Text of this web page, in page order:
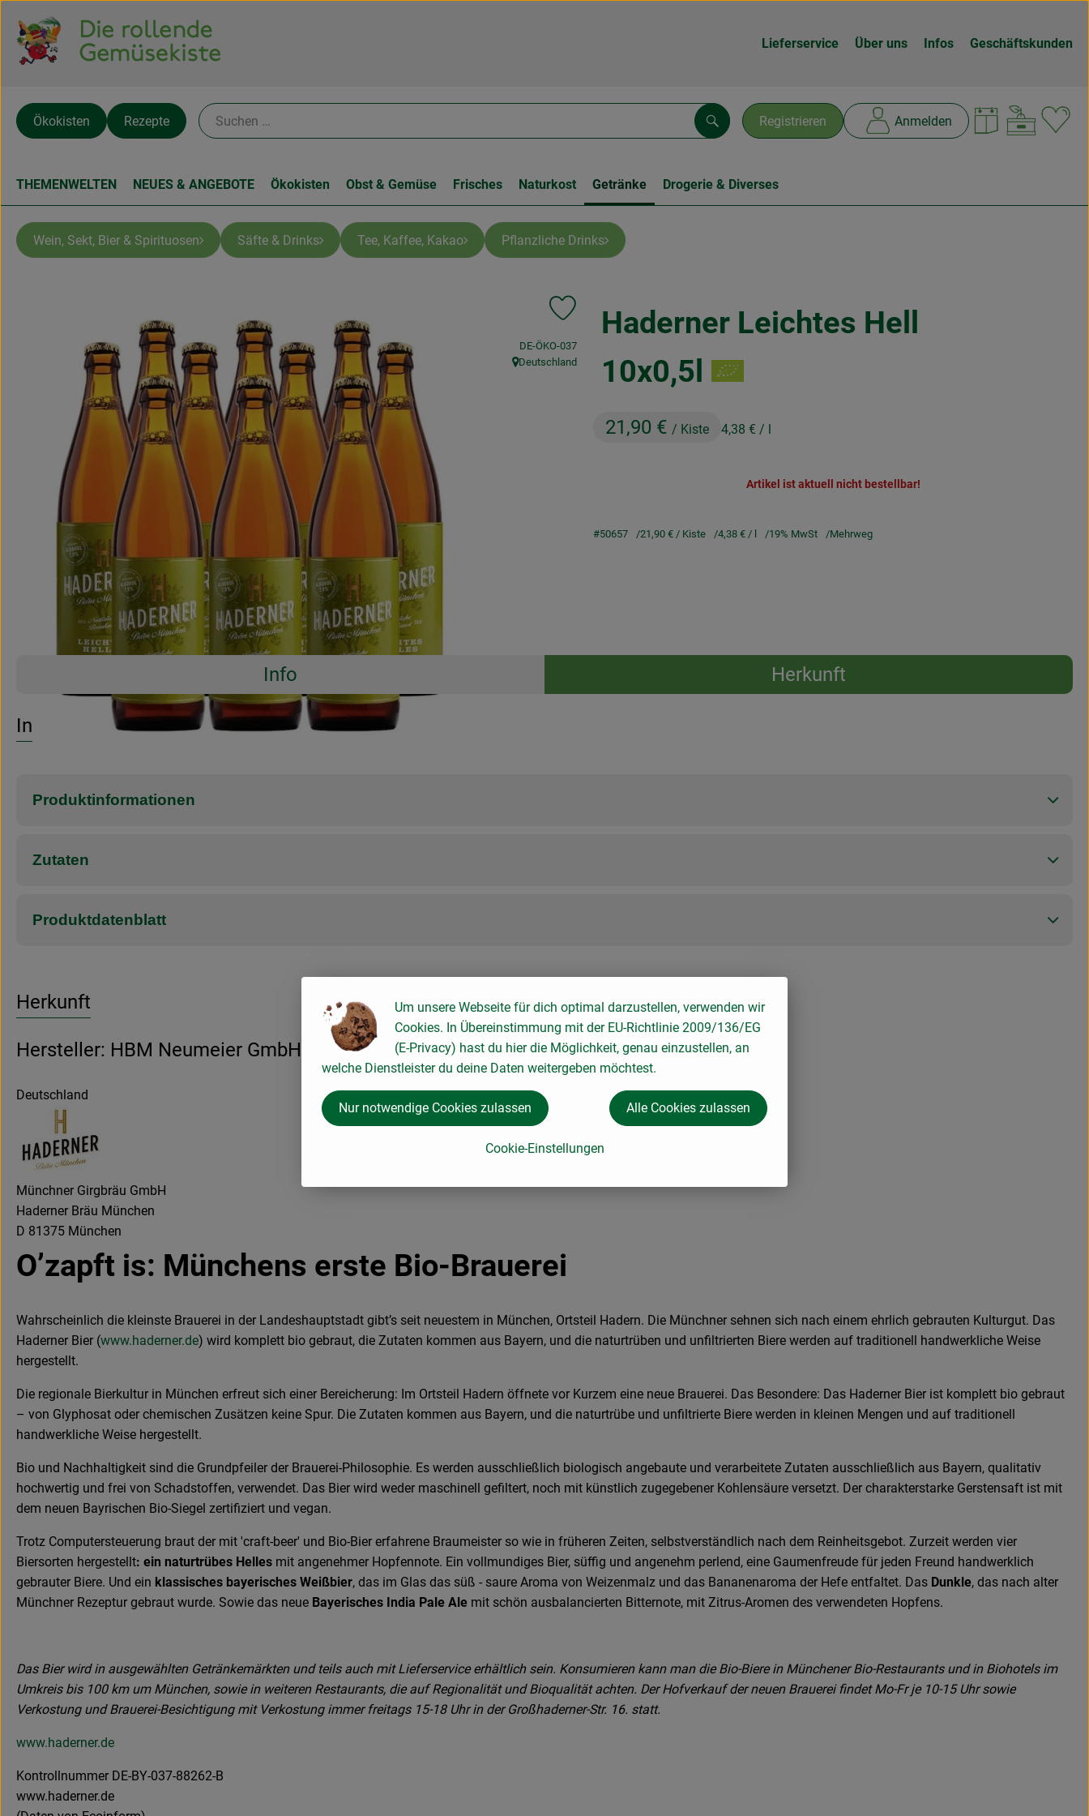
Lieferservice Über uns Infos Geschäftskunden
Registrieren Anmelden
Suchen
Ökokisten Rezepte
THEMENWELTEN NEUES & ANGEBOTE Ökokisten Obst & Gemüse Frisches Naturkost Getränke Drogerie & Diverses
Wein, Sekt, Bier & Spirituosen Säfte & Drinks Tee, Kaffee, Kakao Pflanzliche Drinks
Haderner Leichtes Hell
10x0,5l
21,90 € / Kiste 4,38 € / l
Produkt zu Favouriten hinzufügen
, Kontrollstelle:
DE-ÖKO-037
, Herkunft:
Deutschland
Artikel ist aktuell nicht bestellbar!
#50657 21,90 € / Kiste 4,38 € / l 19% MwSt Mehrweg
Rezepte
Info
Herkunft
Entdecke passende RezepteEs wurden keine passenden Rezepte gefunden.
Info
Produktinformationen
Zutaten
Produktdatenblatt
Herkunft
Hersteller: HBM Neumeier GmbH
Deutschland
Münchner Girgbräu GmbH
Haderner Bräu München
D 81375 München
O’zapft is: Münchens erste Bio-Brauerei
Wahrscheinlich die kleinste Brauerei in der Landeshauptstadt gibt’s seit neuestem in München, Ortsteil Hadern. Die Münchner sehnen sich nach einem ehrlich gebrauten Kulturgut. Das
Haderner Bier (www.haderner.de) wird komplett bio gebraut, die Zutaten kommen aus Bayern, und die naturtrüben und unfiltrierten Biere werden auf traditionell handwerkliche Weise
hergestellt.
Die regionale Bierkultur in München erfreut sich einer Bereicherung: Im Ortsteil Hadern öffnete vor Kurzem eine neue Brauerei. Das Besondere: Das Haderner Bier ist komplett bio gebraut
– von Glyphosat oder chemischen Zusätzen keine Spur. Die Zutaten kommen aus Bayern, und die naturtrübe und unfiltrierte Biere werden in kleinen Mengen und auf traditionell
handwerkliche Weise hergestellt.
Bio und Nachhaltigkeit sind die Grundpfeiler der Brauerei-Philosophie. Es werden ausschließlich biologisch angebaute und verarbeitete Zutaten ausschließlich aus Bayern, qualitativ
hochwertig und frei von Schadstoffen, verwendet. Das Bier wird weder maschinell gefiltert, noch mit künstlich zugegebener Kohlensäure versetzt. Der charakterstarke Gerstensaft ist mit
dem neuen Bayrischen Bio-Siegel zertifiziert und vegan.
Trotz Computersteuerung braut der mit 'craft-beer' und Bio-Bier erfahrene Braumeister so wie in früheren Zeiten, selbstverständlich nach dem Reinheitsgebot. Zurzeit werden vier
Biersorten hergestellt: ein naturtrübes Helles mit angenehmer Hopfennote. Ein vollmundiges Bier, süffig und angenehm perlend, eine Gaumenfreude für jeden Freund handwerklich
gebrauter Biere. Und ein klassisches bayerisches Weißbier, das im Glas das süß - saure Aroma von Weizenmalz und das Bananenaroma der Hefe entfaltet. Das Dunkle, das nach alter
Münchner Rezeptur gebraut wurde. Sowie das neue Bayerisches India Pale Ale mit schön ausbalancierten Bitternote, mit Zitrus-Aromen des verwendeten Hopfens.
Das Bier wird in ausgewählten Getränkemärkten und teils auch mit Lieferservice erhältlich sein. Konsumieren kann man die Bio-Biere in Münchener Bio-Restaurants und in Biohotels im
Umkreis bis 100 km um München, sowie in weiteren Restaurants, die auf Regionalität und Bioqualität achten. Der Hofverkauf der neuen Brauerei findet Mo-Fr je 10-15 Uhr sowie
Verkostung und Brauerei-Besichtigung mit Verkostung immer freitags 15-18 Uhr in der Großhaderner-Str. 16. statt.
www.haderner.de
Kontrollnummer DE-BY-037-88262-B
www.haderner.de
Um unsere Webseite für dich optimal darzustellen, verwenden wir
Cookies. In Übereinstimmung mit der EU-Richtlinie 2009/136/EG
(E-Privacy) hast du hier die Möglichkeit, genau einzustellen, an
welche Dienstleister du deine Daten weitergeben möchtest.
Cookie-Einstellungen
Nur notwendige Cookies zulassen Alle Cookies zulassen